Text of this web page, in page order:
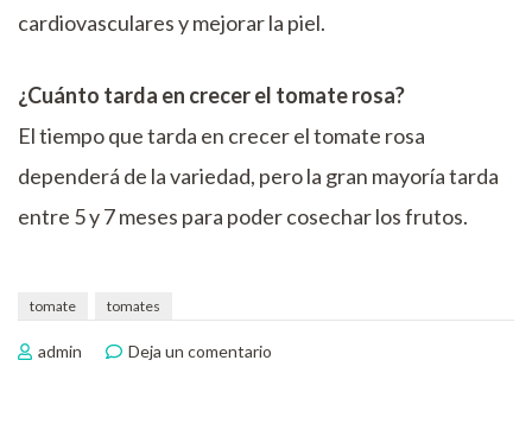
cardiovasculares y mejorar la piel.
¿Cuánto tarda en crecer el tomate rosa?
El tiempo que tarda en crecer el tomate rosa
dependerá de la variedad, pero la gran mayoría tarda
entre 5 y 7 meses para poder cosechar los frutos.
tomate tomates
admin Deja un comentario